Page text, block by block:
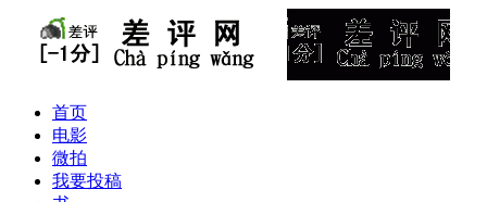
首页
电影
微拍
我要投稿